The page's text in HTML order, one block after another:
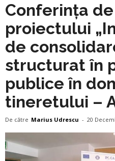
Conferința
proiectului
de
structurat în
publice în
tineretului –
De către Marius Udrescu - 20